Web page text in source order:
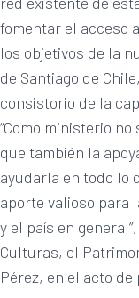
fomentar el acceso
los objetivos de la
de Santiago de
consistorio de la
“Como ministerio
que también la
ayudarla en todo lo
aporte valioso para
y el país en
Culturas, el
Pérez, en el acto